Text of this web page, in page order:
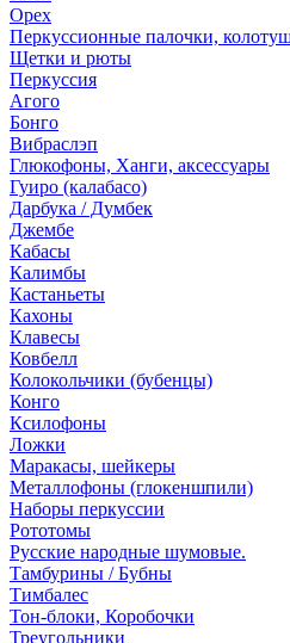
Орех
Перкуссионные палочки,
Щетки и рюты
Перкуссия
Агого
Бонго
Вибраслэп
Глюкофоны, Ханги, аксессуары
Гуиро (калабасо)
Дарбука / Думбек
Джембе
Кабасы
Калимбы
Кастаньеты
Кахоны
Клавесы
Ковбелл
Колокольчики (бубенцы)
Конго
Ксилофоны
Ложки
Маракасы, шейкеры
Металлофоны (глокеншпили)
Наборы перкуссии
Рототомы
Русские народные шумовые.
Тамбурины / Бубны
Тимбалес
Тон-блоки, Коробочки
Треугольники